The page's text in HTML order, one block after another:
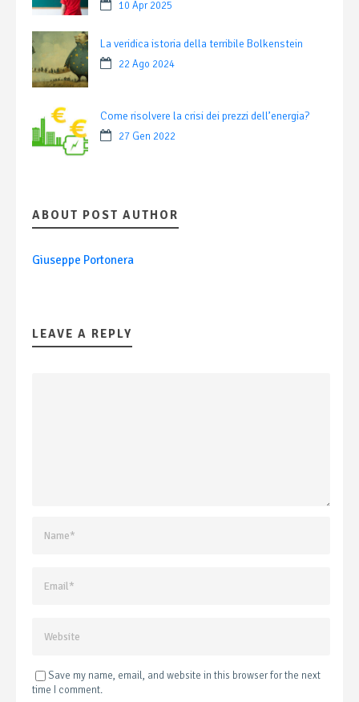
10 Apr 2025
La veridica istoria della terribile Bolkenstein
22 Ago 2024
Come risolvere la crisi dei prezzi dell’energia?
27 Gen 2022
ABOUT POST AUTHOR
Giuseppe Portonera
LEAVE A REPLY
Save my name, email, and website in this browser for the next
time I comment.